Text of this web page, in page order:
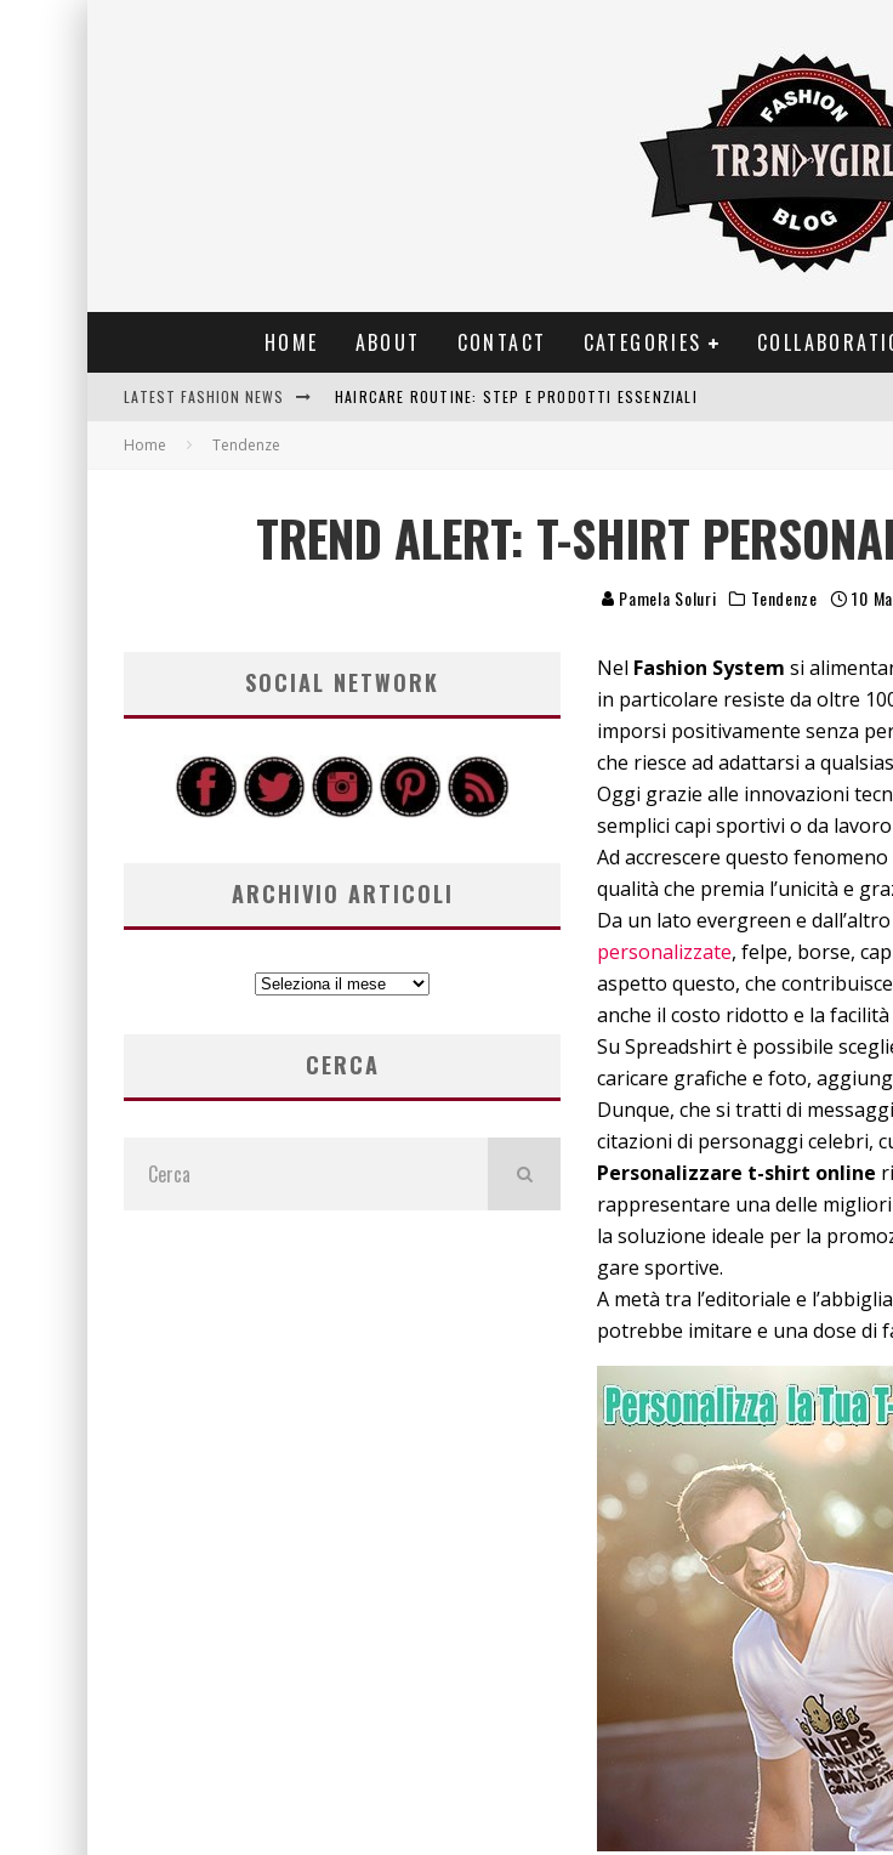
HOME ABOUT CONTACT CATEGORIES
LATEST FASHION NEWS HAIRCARE ROUTINE: STEP E PRODOTTI ESSENZIALI
DETTAGLI INTRAMONTABILI NEI COSTUMI DA BAGNO DA DONNA: COSA NON
Home Tendenze
TREND ALERT: T-SHIRT
Pamela Soluri Tendenze 10
Nel Fashion System si
in particolare resiste da oltre
imporsi positivamente senza
che riesce ad adattarsi a
Oggi grazie alle innovazioni
semplici capi sportivi o da
Ad accrescere questo fenomeno
qualità che premia l’unicità e
Da un lato evergreen e
personalizzate, felpe, borse,
aspetto questo, che
anche il costo ridotto e la facilità
Su Spreadshirt è possibile
caricare grafiche e foto,
Dunque, che si tratti di
citazioni di personaggi celebri,
Personalizzare t-shirt online
rappresentare una delle
la soluzione ideale per la
gare sportive.
A metà tra l’editoriale e
potrebbe imitare e una dose di
SOCIAL NETWORK
ARCHIVIO ARTICOLI
ARCHIVIO
CERCA